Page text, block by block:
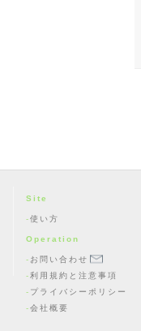
Site
使い方
Operation
お問い合わせ
利用規約と注意事項
プライバシーポリシー
会社概要